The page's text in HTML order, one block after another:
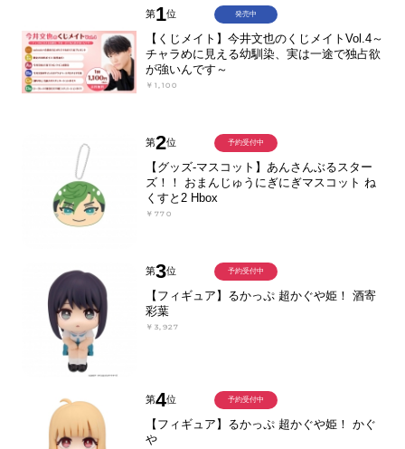
第1位
【くじメイト】今井文也のくじメイトVol.4～
チャラめに見える幼馴染、実は一途で独占欲
が強いんです～
￥1,100
発売中
第2位
【グッズ-マスコット】あんさんぶるスター
ズ！！ おまんじゅうにぎにぎマスコット ね
くすと2 Hbox
￥770
予約受付中
第3位
【フィギュア】るかっぷ 超かぐや姫！ 酒寄
彩葉
￥3,927
予約受付中
第4位
【フィギュア】るかっぷ 超かぐや姫！ かぐ
や
予約受付中